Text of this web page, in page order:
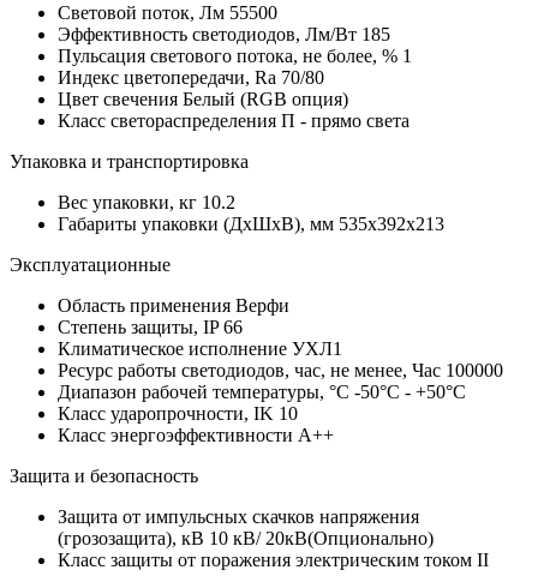
Световой поток, Лм 55500
Эффективность светодиодов, Лм/Вт 185
Пульсация светового потока, не более, % 1
Индекс цветопередачи, Ra 70/80
Цвет свечения Белый (RGB опция)
Класс светораспределения П - прямо света
Упаковка и транспортировка
Вес упаковки, кг 10.2
Габариты упаковки (ДхШхВ), мм 535x392x213
Эксплуатационные
Область применения Верфи
Степень защиты, IP66
Климатическое исполнение УХЛ1
Ресурс работы светодиодов, час, не менее, Час 100000
Диапазон рабочей температуры, °С -50°С - +50°С
Класс ударопрочности, IK 10
Класс энергоэффективности A++
Защита и безопасность
Защита от импульсных скачков напряжения
(грозозащита), кВ 10 кВ/ 20кВ(Опционально)
Класс защиты от поражения электрическим током II